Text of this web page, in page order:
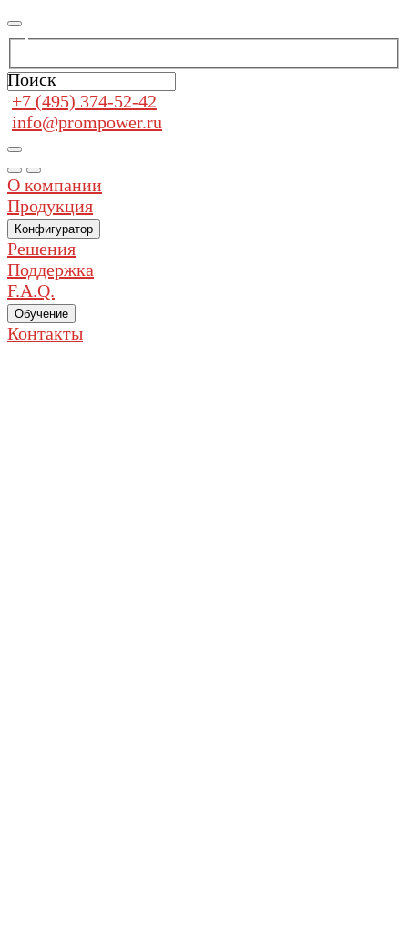
Поиск
+7 (495) 374-52-42
info@prompower.ru
О компании
Продукция
Конфигуратор
Решения
Поддержка
F.A.Q.
Обучение
Контакты